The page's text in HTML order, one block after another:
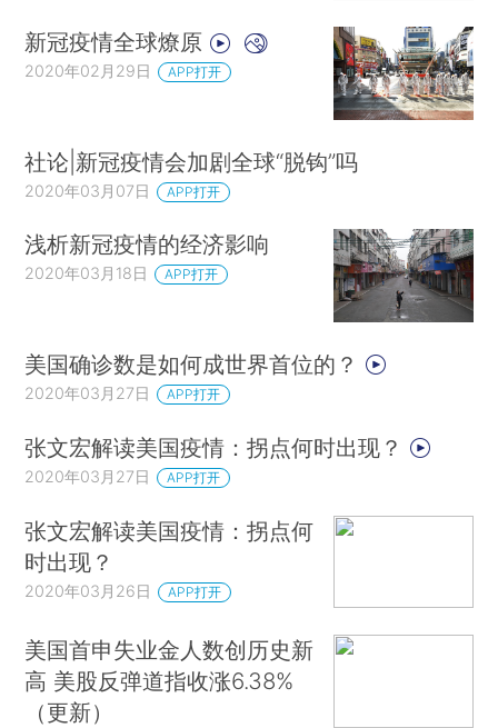
新冠疫情全球燎原
2020年02月29日 APP打开
社论|新冠疫情会加剧全球“脱钩”吗
2020年03月07日 APP打开
浅析新冠疫情的经济影响
2020年03月18日 APP打开
美国确诊数是如何成世界首位的？
2020年03月27日 APP打开
张文宏解读美国疫情：拐点何时出现？
2020年03月27日 APP打开
张文宏解读美国疫情：拐点何
时出现？
2020年03月26日 APP打开
美国首申失业金人数创历史新
高 美股反弹道指收涨6.38%
（更新）